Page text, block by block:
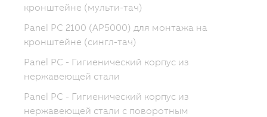
кронштейне (мульти-тач)
Panel PC 2100 (AP5000) для монтажа на
кронштейне (сингл-тач)
Panel PC - Гигиенический корпус из
нержавеющей стали
Panel PC - Гигиенический корпус из
нержавеющей стали с поворотным